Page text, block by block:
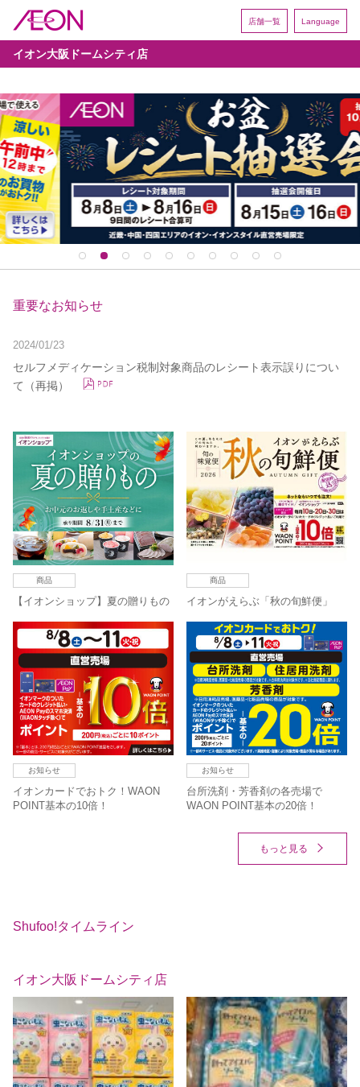
店舗一覧 Language
イオン大阪ドームシティ店
重要なお知らせ
2024/01/23
セルフメディケーション税制対象商品のレシート表示誤りについ
て（再掲）
商品
【イオンショップ】夏の贈りもの
商品
イオンがえらぶ「秋の旬鮮便」
お知らせ
イオンカードでおトク！WAON
POINT基本の10倍！
お知らせ
台所洗剤・芳香剤の各売場で
WAON POINT基本の20倍！
もっと見る
Shufoo!タイムライン
イオン大阪ドームシティ店